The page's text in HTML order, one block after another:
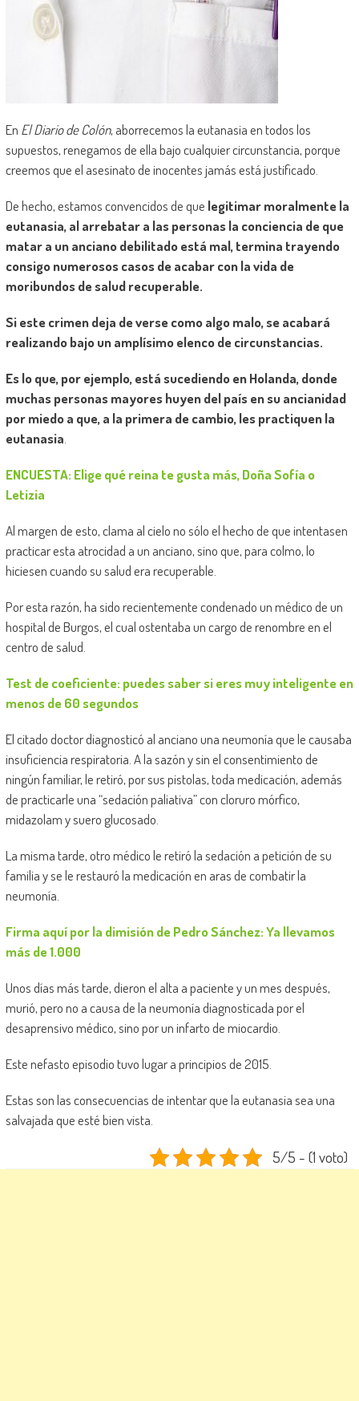
En El Diario de Colón, aborrecemos la eutanasia en todos los
supuestos, renegamos de ella bajo cualquier circunstancia, porque
creemos que el asesinato de inocentes jamás está justificado.
De hecho, estamos convencidos de que legitimar moralmente la
eutanasia, al arrebatar a las personas la conciencia de que
matar a un anciano debilitado está mal, termina trayendo
consigo numerosos casos de acabar con la vida de
moribundos de salud recuperable.
Si este crimen deja de verse como algo malo, se acabará
realizando bajo un amplísimo elenco de circunstancias.
Es lo que, por ejemplo, está sucediendo en Holanda, donde
muchas personas mayores huyen del país en su ancianidad
por miedo a que, a la primera de cambio, les practiquen la
eutanasia
ENCUESTA: Elige qué reina te gusta más, Doña Sofía o
Letizia
Al margen de esto, clama al cielo no sólo el hecho de que intentasen
practicar esta atrocidad a un anciano, sino que, para colmo, lo
hiciesen cuando su salud era recuperable.
Por esta razón, ha sido recientemente condenado un médico de un
hospital de Burgos, el cual ostentaba un cargo de renombre en el
centro de salud.
Test de coeficiente: puedes saber si eres muy inteligente en
menos de 60 segundos
El citado doctor diagnosticó al anciano una neumonía que le causaba
insuficiencia respiratoria. A la sazón y sin el consentimiento de
ningún familiar, le retiró, por sus pistolas, toda medicación, además
de practicarle una “sedación paliativa” con cloruro mórfico,
midazolam y suero glucosado.
La misma tarde, otro médico le retiró la sedación a petición de su
familia y se le restauró la medicación en aras de combatir la
neumonía.
Firma aquí por la dimisión de Pedro Sánchez: Ya llevamos
más de 1.000
Unos días más tarde, dieron el alta a paciente y un mes después,
murió, pero no a causa de la neumonía diagnosticada por el
desaprensivo médico, sino por un infarto de miocardio.
Este nefasto episodio tuvo lugar a principios de 2015.
Estas son las consecuencias de intentar que la eutanasia sea una
salvajada que esté bien vista.
5/5 - (1 voto)